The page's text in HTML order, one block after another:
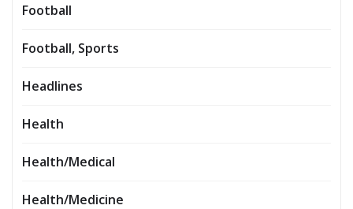
Football
Football, Sports
Headlines
Health
Health/Medical
Health/Medicine